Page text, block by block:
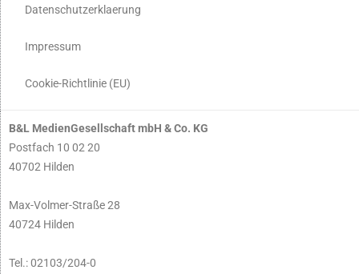
Datenschutzerklaerung
Impressum
Cookie-Richtlinie (EU)
B&L MedienGesellschaft mbH & Co. KG
Postfach 10 02 20
40702 Hilden
Max-Volmer-Straße 28
40724 Hilden
Tel.: 02103/204-0